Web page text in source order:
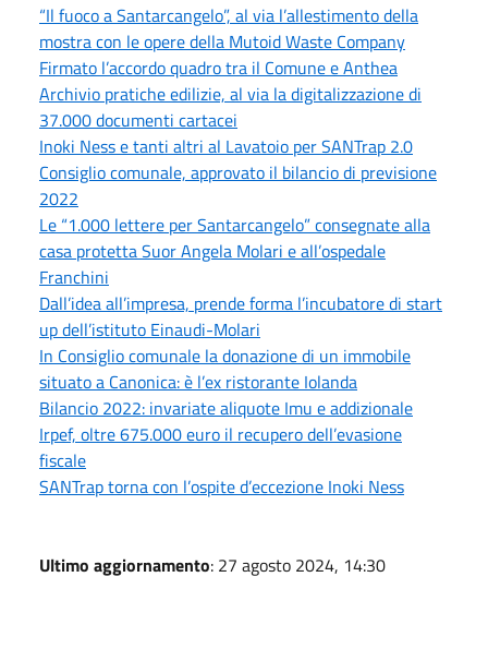
“Il fuoco a Santarcangelo”, al via l’allestimento della
mostra con le opere della Mutoid Waste Company
Firmato l’accordo quadro tra il Comune e Anthea
Archivio pratiche edilizie, al via la digitalizzazione di
37.000 documenti cartacei
Inoki Ness e tanti altri al Lavatoio per SANTrap 2.0
Consiglio comunale, approvato il bilancio di previsione
2022
Le “1.000 lettere per Santarcangelo” consegnate alla
casa protetta Suor Angela Molari e all’ospedale
Franchini
Dall’idea all’impresa, prende forma l’incubatore di start
up dell’istituto Einaudi-Molari
In Consiglio comunale la donazione di un immobile
situato a Canonica: è l’ex ristorante Iolanda
Bilancio 2022: invariate aliquote Imu e addizionale
Irpef, oltre 675.000 euro il recupero dell’evasione
fiscale
SANTrap torna con l’ospite d’eccezione Inoki Ness
Ultimo aggiornamento: 27 agosto 2024, 14:30